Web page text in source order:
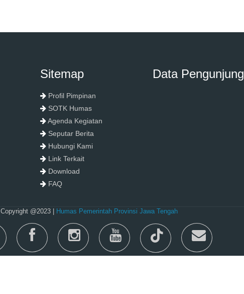
Sitemap
Profil Pimpinan
SOTK Humas
Agenda Kegiatan
Seputar Berita
Hubungi Kami
Link Terkait
Download
FAQ
Data Pengunjung
Copyright @2023 | Humas Pemerintah Provinsi Jawa Tengah